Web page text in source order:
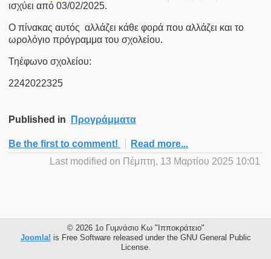
ισχύει από 03/02/2025.
Ο πίνακας αυτός αλλάζει κάθε φορά που αλλάζει και το
ωρολόγιο πρόγραμμα του σχολείου.
Τηέφωνο σχολείου:
2242022325
Published in Προγράμματα
Be the first to comment!
Read more...
Last modified on Πέμπτη, 13 Μαρτίου 2025 10:01
© 2026 1ο Γυμνάσιο Κω "Ιπποκράτειο"
Joomla! is Free Software released under the GNU General Public
License.